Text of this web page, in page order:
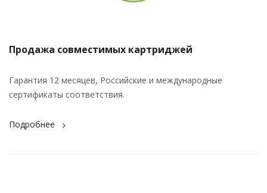
Продажа совместимых картриджей
Гарантия 12 месяцев, Российские и международные
сертификаты соответствия.
Подробнее